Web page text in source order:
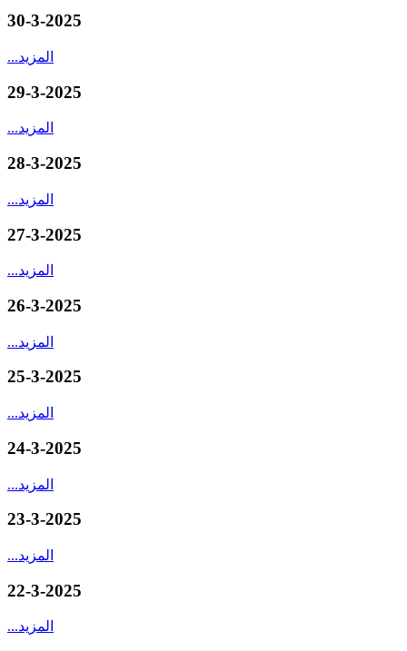
30-3-2025
...المزيد
29-3-2025
...المزيد
28-3-2025
...المزيد
27-3-2025
...المزيد
26-3-2025
...المزيد
25-3-2025
...المزيد
24-3-2025
...المزيد
23-3-2025
...المزيد
22-3-2025
...المزيد